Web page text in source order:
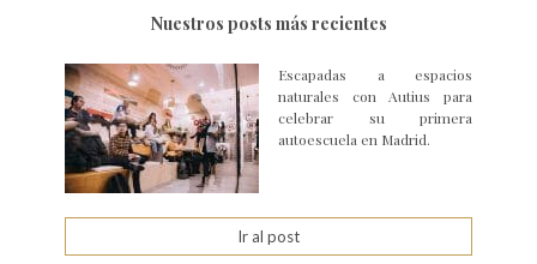
Nuestros posts más recientes
Escapadas a espacios
naturales con Autius para
celebrar su primera
autoescuela en Madrid.
Ir al post